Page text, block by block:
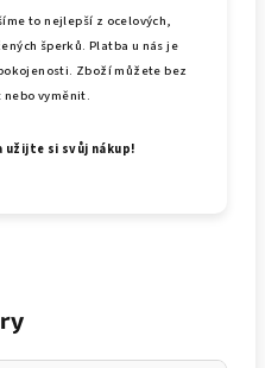
to nejlepší z ocelových,
šperků. Platba u nás je
Zboží můžete bez
vyměnit.
užijte si svůj nákup!